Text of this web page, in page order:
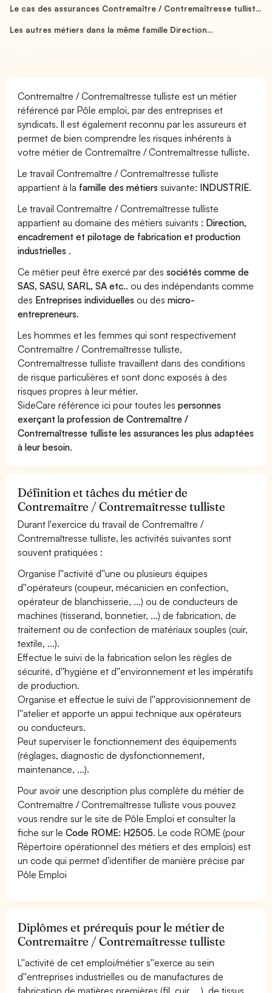
Le cas des assurances Contremaître / Contremaîtresse tullist...
Les autres métiers dans la même famille Direction...
Contremaître / Contremaîtresse tulliste est un métier
référencé par Pôle emploi, par des entreprises et
syndicats. Il est également reconnu par les assureurs et
permet de bien comprendre les risques inhérents à
votre métier de Contremaître / Contremaîtresse tulliste.
Le travail Contremaître / Contremaîtresse tulliste
appartient à la famille des métiers suivante: INDUSTRIE.
Le travail Contremaître / Contremaîtresse tulliste
appartient au domaine des métiers suivants : Direction,
encadrement et pilotage de fabrication et production
industrielles .
Ce métier peut être exercé par dessociétés comme de
SAS, SASU, SARL, SA etc.. ou des indépendants comme
des Entreprises individuelles ou desmicro-
entrepreneurs.
Les hommes et les femmes qui sont respectivement
Contremaître / Contremaîtresse tulliste,
Contremaîtresse tulliste travaillent dans des conditions
de risque particulières et sont donc exposés à des
risques propres à leur métier.
SideCare référence ici pour toutes lespersonnes
exerçant la profession de Contremaître /
Contremaîtresse tulliste les assurances les plus adaptées
à leur besoin.
Définition et tâches du métier de
Contremaître / Contremaîtresse tulliste
Durant l'exercice du travail de Contremaître /
Contremaîtresse tulliste, les activités suivantes sont
souvent pratiquées :
Organise l''activité d''une ou plusieurs équipes
d''opérateurs (coupeur, mécanicien en confection,
opérateur de blanchisserie, ...) ou de conducteurs de
machines (tisserand, bonnetier, ...) de fabrication, de
traitement ou de confection de matériaux souples (cuir,
textile, ...).
Effectue le suivi de la fabrication selon les règles de
sécurité, d''hygiène et d''environnement et les impératifs
de production.
Organise et effectue le suivi de l''approvisionnement de
l''atelier et apporte un appui technique aux opérateurs
ou conducteurs.
Peut superviser le fonctionnement des équipements
(réglages, diagnostic de dysfonctionnement,
maintenance, ...).
Pour avoir une description plus complète du métier de
Contremaître / Contremaîtresse tulliste vous pouvez
vous rendre sur le site de Pôle Emploi et consulter la
fiche sur leCode ROME: H2505. Le code ROME (pour
Répertoire opérationnel des métiers et des emplois) est
un code qui permet d'identifier de manière précise par
Pôle Emploi
Diplômes et prérequis pour le métier de
Contremaître / Contremaîtresse tulliste
L''activité de cet emploi/métier s''exerce au sein
d''entreprises industrielles ou de manufactures de
fabrication de matières premières (fil, cuir, ...), de tissus,